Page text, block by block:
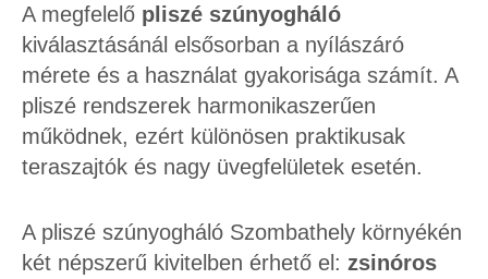
A megfelelő pliszé szúnyogháló
kiválasztásánál elsősorban a nyílászáró
mérete és a használat gyakorisága számít. A
pliszé rendszerek harmonikaszerűen
működnek, ezért különösen praktikusak
teraszajtók és nagy üvegfelületek esetén.
A pliszé szúnyogháló Szombathely környékén
két népszerű kivitelben érhető el: zsinóros